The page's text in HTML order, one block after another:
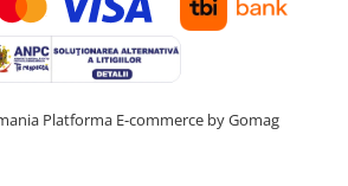
Platforma E-commerce by Gomag